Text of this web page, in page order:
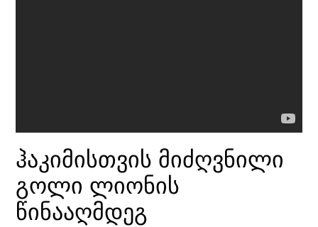
ჰაკიმისთვის მიძღვნილი
გოლი ლიონის
წინააღმდეგ